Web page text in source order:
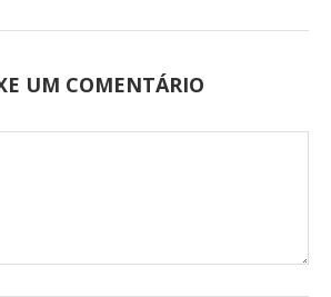
UM COMENTÁRIO